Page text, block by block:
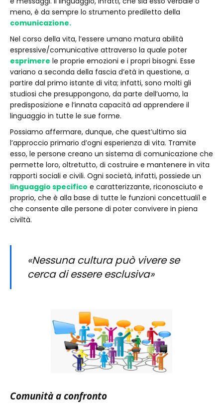
meno, è da sempre lo strumento prediletto della
comunicazione.
Nel corso della vita, l’essere umano matura abilità
espressive/comunicative attraverso la quale poter
esprimere le proprie emozioni e i propri bisogni. Esse
variano a seconda della fascia d’età in questione, a
partire dal primo istante di vita; infatti, sono molti gli
studiosi che presuppongono, da parte dell’uomo, la
predisposizione e l’innata capacità ad apprendere il
linguaggio in tutte le sue forme.
Possiamo affermare, dunque, che quest’ultimo sia
l’approccio primario d’ogni esperienza di vita. Tramite
esso, le persone creano un sistema di comunicazione che
permette loro, oltretutto, di costruire e mantenere in vita
rapporti sociali e civili. Ogni società, infatti, possiede un
linguaggio specifico e caratterizzante, riconosciuto e
proprio, che è alla base di tutte le funzioni concettuali1 e
che consente alle persone di poter convivere in piena
civiltà.
«Nessuna cultura può vivere se
cerca di essere esclusiva»
Comunità a confronto